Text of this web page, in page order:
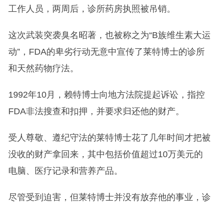
工作人员，两周后，诊所药房执照被吊销。
这次武装突袭臭名昭著，也被称之为“B族维生素大运
动”，FDA的卑劣行动无意中宣传了莱特博士的诊所
和天然药物疗法。
1992年10月，赖特博士向地方法院提起诉讼，指控
FDA非法搜查和扣押，并要求归还他的财产。
受人尊敬、遵纪守法的莱特博士花了几年时间才把被
没收的财产拿回来，其中包括价值超过10万美元的
电脑、医疗记录和营养产品。
尽管受到迫害，但莱特博士并没有放弃他的事业，诊